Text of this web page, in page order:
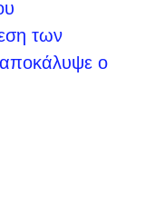
των
ο